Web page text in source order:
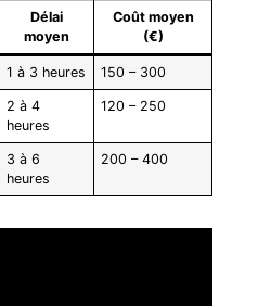
Délai
moyen
Coût moyen
(€)
1 à 3 heures 150 – 300
2 à 4
heures
120 – 250
3 à 6
heures
200 – 400